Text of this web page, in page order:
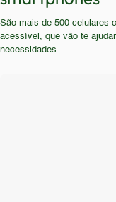
que necessita de
Em resumo, não
usuários em
São mais de 500 celulares
acessível, que vão te
necessidades.